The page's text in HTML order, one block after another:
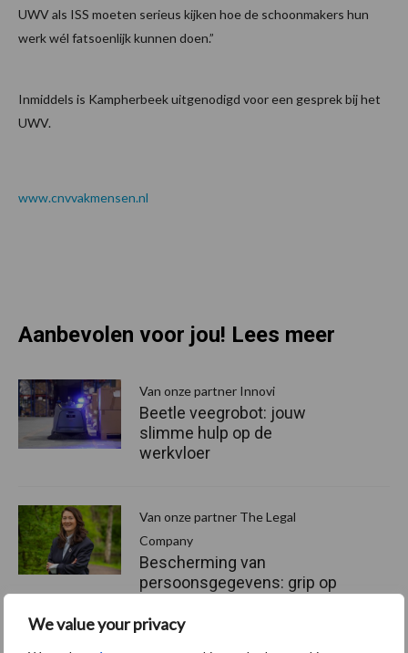
We value your privacy
UWV als ISS moeten serieus kijken hoe de schoonmakers hun
werk wél fatsoenlijk kunnen doen.”
Inmiddels is Kampherbeek uitgenodigd voor een gesprek bij het
UWV.
www.cnvvakmensen.nl
Aanbevolen voor jou! Lees meer
Van onze partner Innovi
Beetle veegrobot: jouw
slimme hulp op de
werkvloer
Van onze partner The Legal
Company
Bescherming van
persoonsgegevens: grip op